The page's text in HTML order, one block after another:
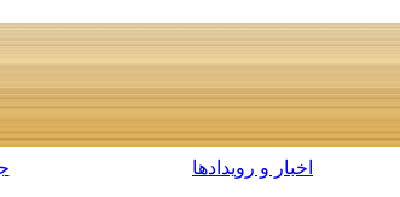
اخبار و رویدادها